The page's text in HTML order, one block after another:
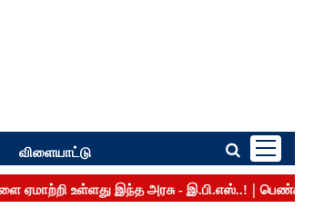
விளையாட்டு